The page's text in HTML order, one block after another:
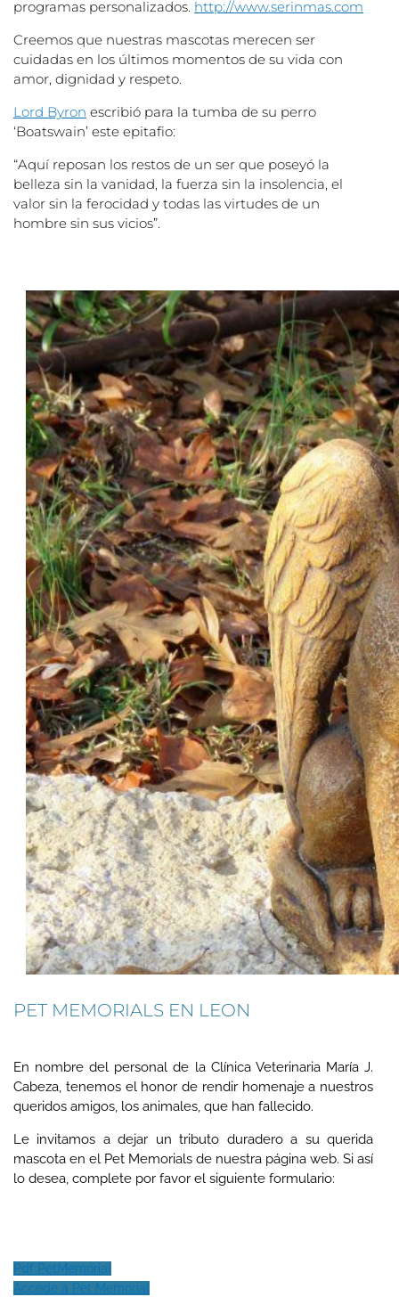
programas personalizados. http://www.serinmas.com
Creemos que nuestras mascotas merecen ser
cuidadas en los últimos momentos de su vida con
amor, dignidad y respeto.
Lord Byron escribió para la tumba de su perro
‘Boatswain’ este epitafio:
“Aquí reposan los restos de un ser que poseyó la
belleza sin la vanidad, la fuerza sin la insolencia, el
valor sin la ferocidad y todas las virtudes de un
hombre sin sus vicios”.
PET MEMORIALS EN LEON
En nombre del personal de la Clínica Veterinaria María J.
Cabeza, tenemos el honor de rendir homenaje a nuestros
queridos amigos, los animales, que han fallecido.
Le invitamos a dejar un tributo duradero a su querida
mascota en el Pet Memorials de nuestra página web. Si así
lo desea, complete por favor el siguiente formulario:
Pdf PetMemorial
Accede a Pet Memorial